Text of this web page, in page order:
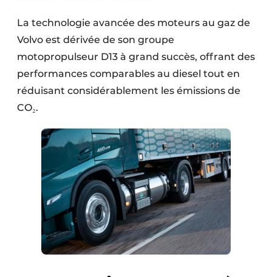
La technologie avancée des moteurs au gaz de
Volvo est dérivée de son groupe
motopropulseur D13 à grand succès, offrant des
performances comparables au diesel tout en
réduisant considérablement les émissions de
CO₂.